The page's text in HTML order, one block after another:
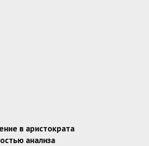
в аристократа
анализа